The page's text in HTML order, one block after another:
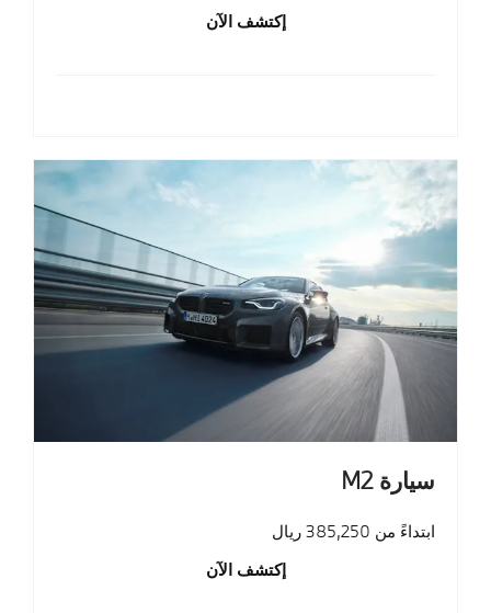
إكتشف الآن
سيارة M2
ابتداءً من 385,250 ريال
إكتشف الآن